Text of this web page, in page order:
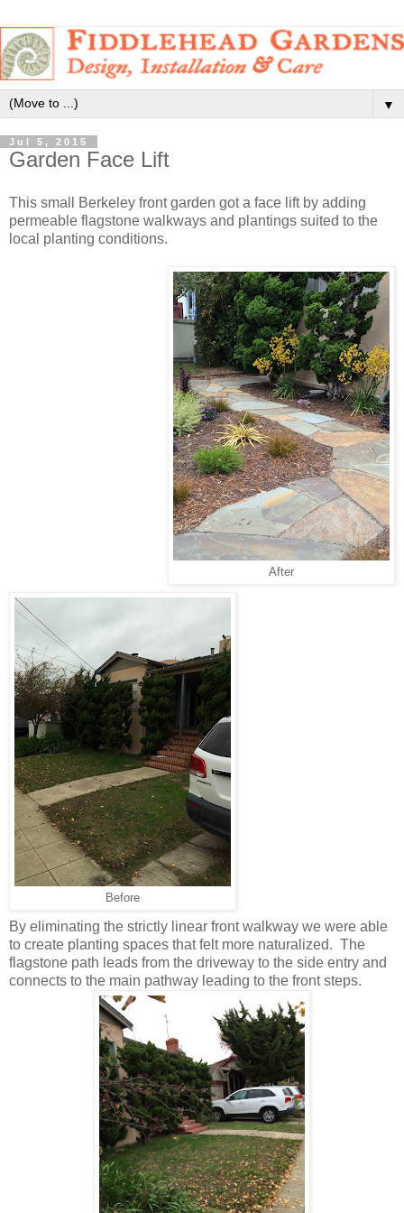
▼
Jul 5, 2015
Garden Face Lift
This small Berkeley front garden got a face lift by adding
permeable flagstone walkways and plantings suited to the
local planting conditions.
After
Before
By eliminating the strictly linear front walkway we were able
to create planting spaces that felt more naturalized. The
flagstone path leads from the driveway to the side entry and
connects to the main pathway leading to the front steps.